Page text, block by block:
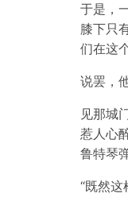
于是，
膝下只
们在这
说罢，
见那城
惹人心
鲁特琴
“既然这